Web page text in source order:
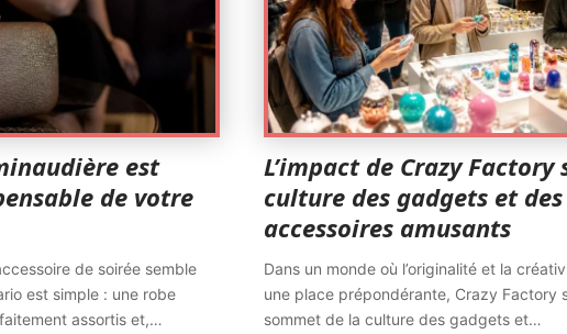
est
de votre
de soirée semble
est simple : une robe
assortis et,…
L’impact de Crazy Factory
culture des gadgets et des
accessoires amusants
Dans un monde où l’originalité et la
une place prépondérante, Crazy Factory
sommet de la culture des gadgets et…